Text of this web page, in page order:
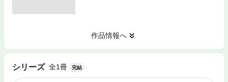
作品情報へ
シリーズ 全1冊 完結